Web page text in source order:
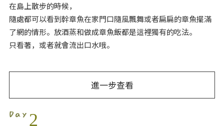
2
在島上散步的時候，
隨處都可以看到幹章魚在家門口隨風飄舞或者扁扁的章魚擺滿
了網的情形。放酒蒸和做成章魚飯都是這裡獨有的吃法。
只看著，或者就會流出口水哦。
進一步查看